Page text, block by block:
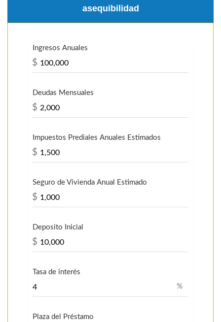
asequibilidad
Ingresos Anuales
$
Deudas Mensuales
$
Impuestos Prediales Anuales Estimados
$
Seguro de Vivienda Anual Estimado
$
Deposito Inicial
$
Tasa de interés
%
Plaza del Préstamo